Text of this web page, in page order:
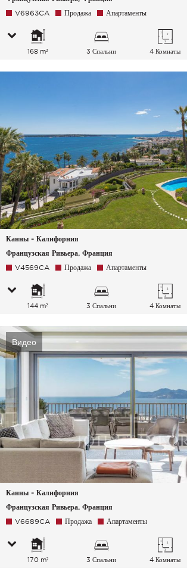
V6963CA Продажа Апартаменты
168 m² 3 Спальни 4 Комнаты
Канны - Калифорния
Французская Ривьера, Франция
V4569CA Продажа Апартаменты
144 m² 3 Спальни 4 Комнаты
Видео
Канны - Калифорния
Французская Ривьера, Франция
V6689CA Продажа Апартаменты
170 m² 3 Спальни 4 Комнаты